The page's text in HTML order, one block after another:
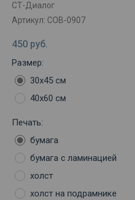
СТ-Диалог
Артикул: СОВ-0907
450 руб.
Размер:
30х45 см
40х60 см
Печать:
бумага
бумага с ламинацией
холст
холст на подрамнике